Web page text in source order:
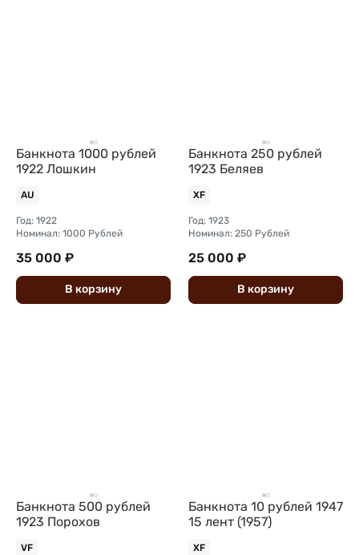
Банкнота 1000 рублей
1922 Лошкин
AU
Год: 1922
Номинал: 1000 Рублей
35 000 ₽
В корзину
Банкнота 250 рублей
1923 Беляев
XF
Год: 1923
Номинал: 250 Рублей
25 000 ₽
В корзину
Банкнота 500 рублей
1923 Порохов
VF
Банкнота 10 рублей 1947
15 лент (1957)
XF